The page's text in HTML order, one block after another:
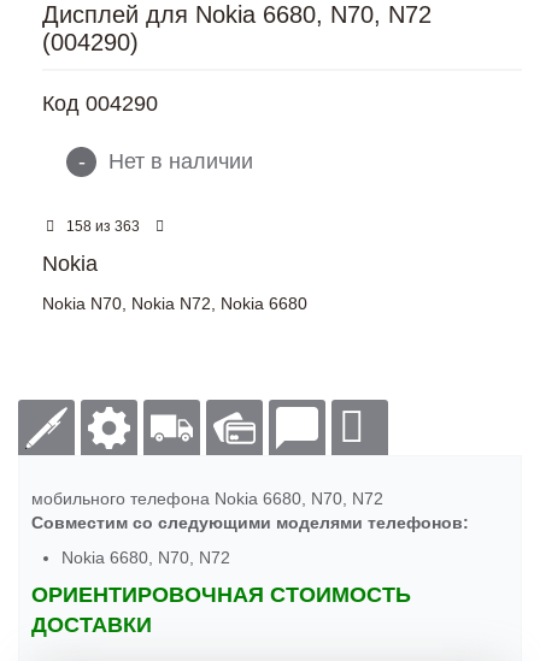
Дисплей для Nokia 6680, N70, N72
(004290)
Код 004290
- Нет в наличии
158 из 363
Nokia
Nokia N70 Nokia N72 Nokia 6680
мобильного телефона Nokia 6680, N70, N72
Совместим со следующими моделями телефонов:
Nokia 6680, N70, N72
ОРИЕНТИРОВОЧНАЯ СТОИМОСТЬ
ДОСТАВКИ